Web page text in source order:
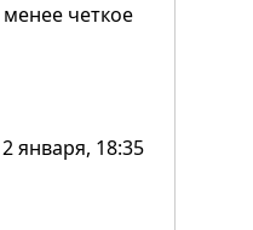
четкое
января, 18:35